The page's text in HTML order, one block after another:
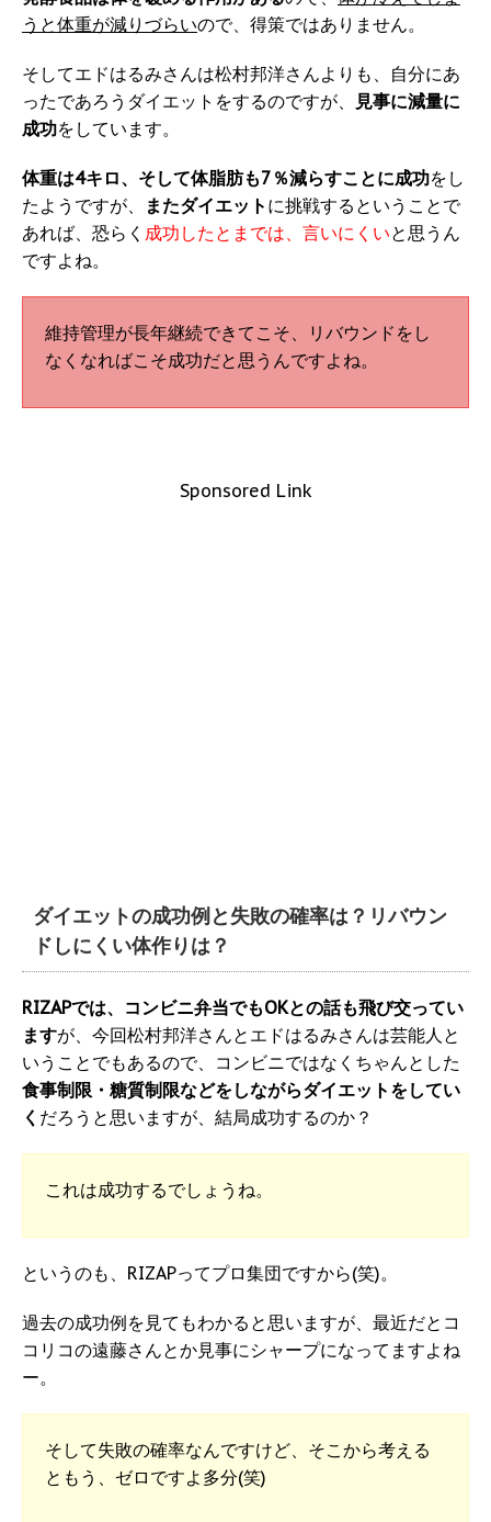
うと体重が減りづらいので、得策ではありません。
そしてエドはるみさんは松村邦洋さんよりも、自分にあ
ったであろうダイエットをするのですが、
見事に減量に
成功をしています。
体重は4キロ、そして体脂肪も7％減らすことに成功をし
たようですが、
またダイエット に挑戦するということで
あれば、恐らく 成功したとまでは、言いにくいと思うん
ですよね。
維持管理が長年継続できてこそ、リバウンドをし
なくなればこそ成功だと思うんですよね。
Sponsored Link
ダイエットの成功例と失敗の確率は？リバウン
ドしにくい体作りは？
RIZAPでは、コンビニ弁当でもOKとの話も飛び交ってい
ますが、今回松村邦洋さんとエドはるみさんは芸能人と
いうことでもあるので、コンビニではなくちゃんとした
食事制限・糖質制限などをしながらダイエットをしてい
く だろうと思いますが、結局成功するのか？
これは成功するでしょうね。
というのも、RIZAPってプロ集団ですから(笑)。
過去の成功例を見てもわかると思いますが、最近だとコ
コリコの遠藤さんとか見事にシャープになってますよね
ー。
そして失敗の確率なんですけど、そこから考える
ともう、ゼロですよ多分(笑)